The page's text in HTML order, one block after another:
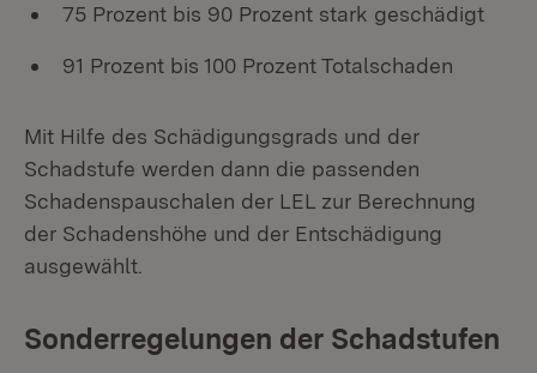
75 Prozent bis 90 Prozent stark geschädigt
91 Prozent bis 100 Prozent Totalschaden
Mit Hilfe des Schädigungsgrads und der
Schadstufe werden dann die passenden
Schadenspauschalen der LEL zur Berechnung
der Schadenshöhe und der Entschädigung
ausgewählt.
Sonderregelungen der Schadstufen